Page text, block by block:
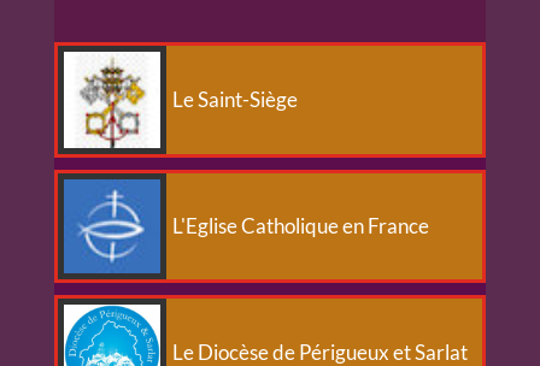
Le Saint-Siège
L'Eglise Catholique en France
Le Diocèse de Périgueux et Sarlat